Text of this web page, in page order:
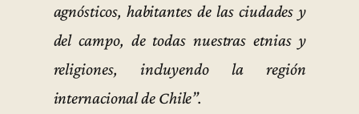
agnósticos, habitantes de las ciudades y
del campo, de todas nuestras etnias y
religiones, incluyendo la región
internacional de Chile”.